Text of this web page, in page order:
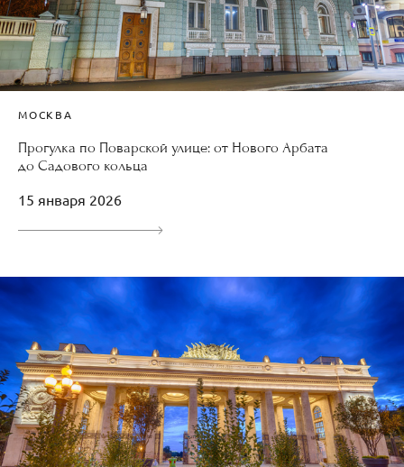
МОСКВА
Прогулка по Поварской улице: от Нового Арбата
до Садового кольца
15 января 2026